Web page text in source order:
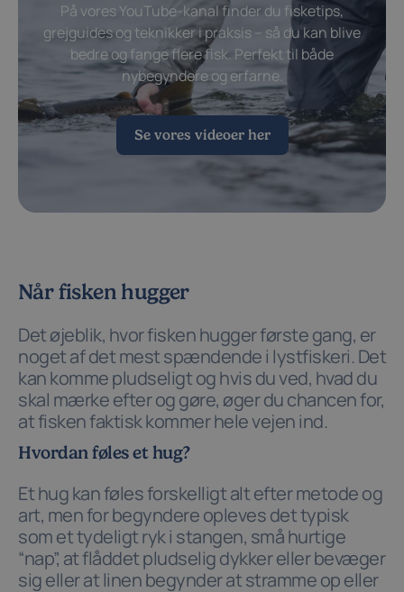
På vores YouTube-kanal finder du fisketips,
grejguides og teknikker i praksis – så du kan blive
bedre og fange flere fisk. Perfekt til både
nybegyndere og erfarne.
Se vores videoer her
Når fisken hugger
Det øjeblik, hvor fisken hugger første gang, er
noget af det mest spændende i lystfiskeri. Det
kan komme pludseligt og hvis du ved, hvad du
skal mærke efter og gøre, øger du chancen for,
at fisken faktisk kommer hele vejen ind.
Hvordan føles et hug?
Et hug kan føles forskelligt alt efter metode og
art, men for begyndere opleves det typisk
som et tydeligt ryk i stangen, små hurtige
“nap”, at flåddet pludselig dykker eller bevæger
sig eller at linen begynder at stramme op eller